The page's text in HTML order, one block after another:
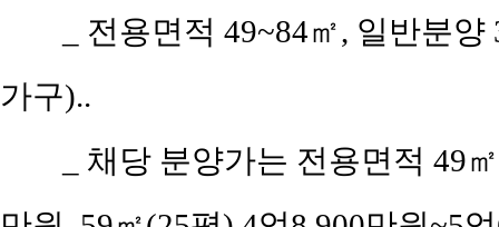
전용면적 49~84㎡, 일반분
가구)..
채당 분양가는 전용면적 49